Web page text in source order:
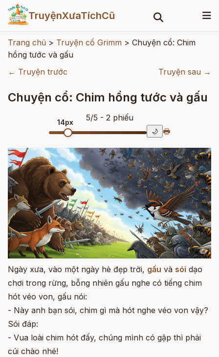
TruyệnXưaTíchCũ
Trang chủ > Truyện cổ Grimm > Chuyện cổ: Chim
hồng tước và gấu
← Truyện trước
Truyện sau →
Chuyện cổ: Chim hồng tước và gấu
5/5 - 2phiếu
14px
🌙 🖶
Ngày xưa, vào một ngày hè đẹp trời, gấu và sói dạo
chơi trong rừng, bỗng nhiên gấu nghe có tiếng chim
hót véo von, gấu nói:
- Này anh bạn sói, chim gì mà hót nghe véo von vậy?
Sói đáp:
- Vua loài chim hót đấy, chúng mình có gặp thì phải
cúi chào nhé!